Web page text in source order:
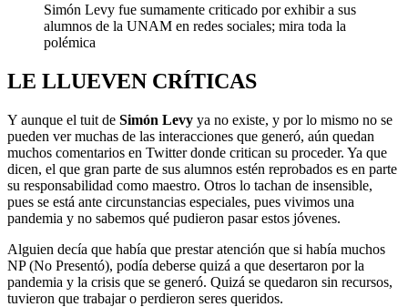
Simón Levy fue sumamente criticado por exhibir a sus
alumnos de la UNAM en redes sociales; mira toda la
polémica
LE LLUEVEN CRÍTICAS
Y aunque el tuit de Simón Levy ya no existe, y por lo mismo no se
pueden ver muchas de las interacciones que generó, aún quedan
muchos comentarios en Twitter donde critican su proceder. Ya que
dicen, el que gran parte de sus alumnos estén reprobados es en parte
su responsabilidad como maestro. Otros lo tachan de insensible,
pues se está ante circunstancias especiales, pues vivimos una
pandemia y no sabemos qué pudieron pasar estos jóvenes.
Alguien decía que había que prestar atención que si había muchos
NP (No Presentó), podía deberse quizá a que desertaron por la
pandemia y la crisis que se generó. Quizá se quedaron sin recursos,
tuvieron que trabajar o perdieron seres queridos.